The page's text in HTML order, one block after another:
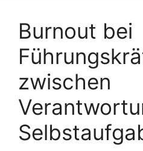
Burnout bei
zwischen